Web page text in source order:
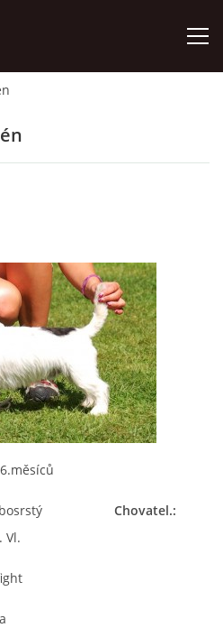
+ HUNTING
hrubosrstý Chovatel.:
Vl.